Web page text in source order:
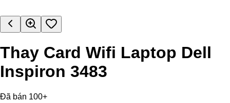
Thay Card Wifi Laptop Dell
Inspiron 3483
Đã bán 100+